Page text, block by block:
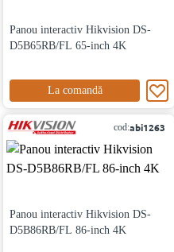
Panou interactiv Hikvision DS-
D5B65RB/FL 65-inch 4K
La comandă
cod:abi1263
Panou interactiv Hikvision DS-
D5B86RB/FL 86-inch 4K